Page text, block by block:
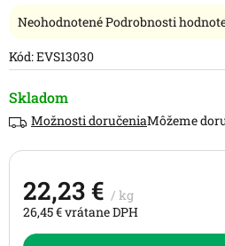
Kód:EVS13030
Skladom
Možnosti doručenia
22,23 € / kg
26,45 € vrátane DPH
Jednotková
Priemerné
produktu
je
0,0
z
5
NeohodnotenéPodrobnosti